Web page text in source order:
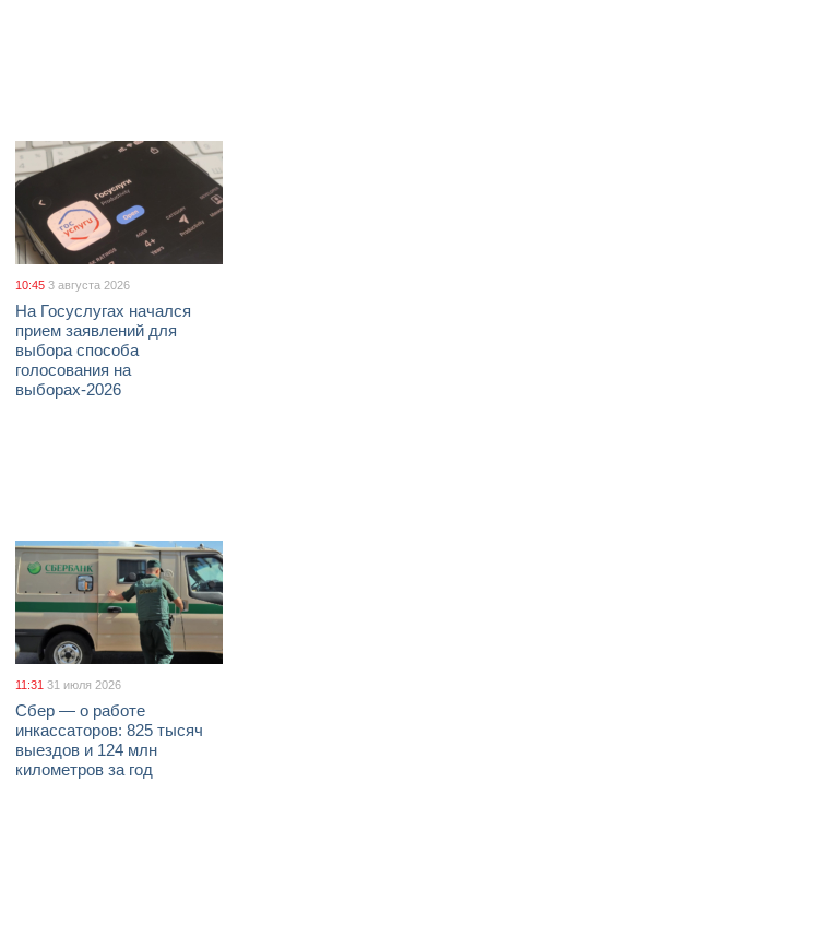
10:45 3 августа 2026
На Госуслугах начался
прием заявлений для
выбора способа
голосования на
выборах-2026
11:31 31 июля 2026
Сбер — о работе
инкассаторов: 825 тысяч
выездов и 124 млн
километров за год